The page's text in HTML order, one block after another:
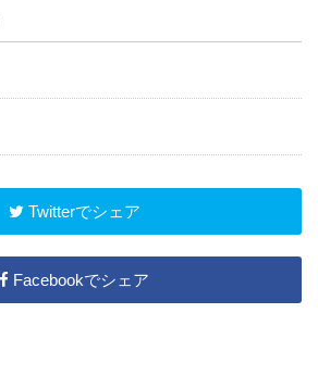
Twitterでシェア
Facebookでシェア